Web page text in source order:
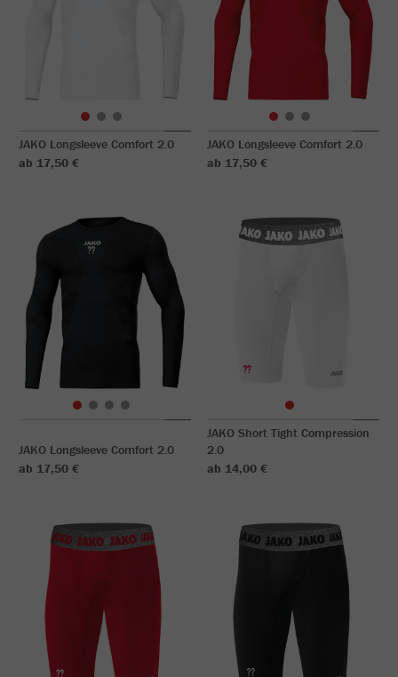
JAKO Longsleeve Comfort 2.0
ab 17,50 €
JAKO Longsleeve Comfort 2.0
ab 17,50 €
JAKO Longsleeve Comfort 2.0
ab 17,50 €
JAKO Short Tight Compression
2.0
ab 14,00 €